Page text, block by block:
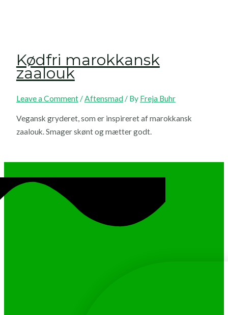
Kødfri marokkansk
zaalouk
Leave a Comment /Aftensmad/ By Freja Buhr
Vegansk gryderet, som er inspireret af marokkansk
zaalouk. Smager skønt og mætter godt.